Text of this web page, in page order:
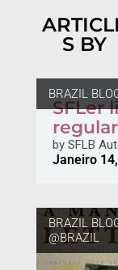
S BY
BRAZIL
SFLer
bySFLB
Janeiro
BRAZIL
@BRAZIL